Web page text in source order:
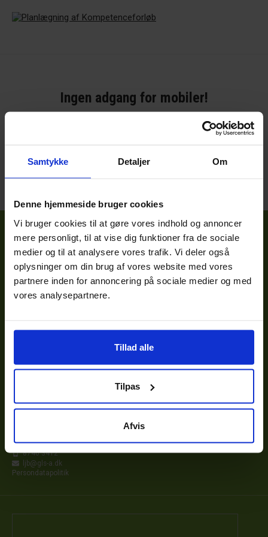
Samtykke Detaljer Om
Denne hjemmeside bruger cookies
Vi bruger cookies til at gøre vores indhold og annoncer
mere personligt, til at vise dig funktioner fra de sociale
medier og til at analysere vores trafik. Vi deler også
oplysninger om din brug af vores website med vores
partnere inden for annoncering på sociale medier og med
vores analysepartnere.
Tillad alle
Tilpas
Afvis
Ingen adgang for mobiler!
Dette værktøj er optimeret til desktops og ikke mobile
Efter- og videreuddannelse giver ny
8740 3412
ljb@gls-a.dk
Persondatapolitik